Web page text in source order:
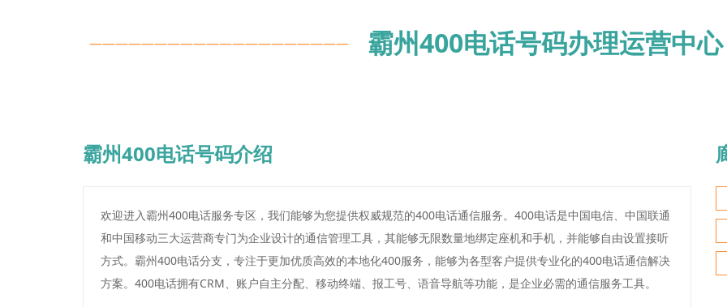
———————————————————— 霸州400电话号码办理运营中心
霸州400电话号码介绍
欢迎进入霸州400电话服务专区，我们能够为您提供权威规范的400电话通信服务。400电话是中国电信、中国联通
和中国移动三大运营商专门为企业设计的通信管理工具，其能够无限数量地绑定座机和手机，并能够自由设置接听
方式。霸州400电话分支，专注于更加优质高效的本地化400服务，能够为各型客户提供专业化的400电话通信解决
方案。400电话拥有CRM、账户自主分配、移动终端、报工号、语音导航等功能，是企业必需的通信服务工具。